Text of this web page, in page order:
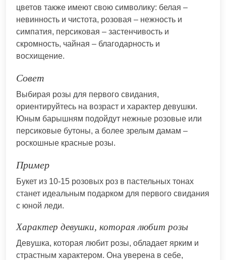
цветов также имеют свою символику: белая –
невинность и чистота, розовая – нежность и
симпатия, персиковая – застенчивость и
скромность, чайная – благодарность и
восхищение.
Совет
Выбирая розы для первого свидания,
ориентируйтесь на возраст и характер девушки.
Юным барышням подойдут нежные розовые или
персиковые бутоны, а более зрелым дамам –
роскошные красные розы.
Пример
Букет из 10-15 розовых роз в пастельных тонах
станет идеальным подарком для первого свидания
с юной леди.
Характер девушки, которая любит розы
Девушка, которая любит розы, обладает ярким и
страстным характером. Она уверена в себе,